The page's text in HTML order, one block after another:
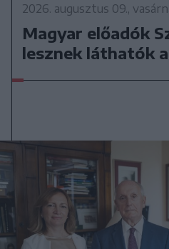
2026. augusztus 09.,
Magyar előadók
lesznek láthatók